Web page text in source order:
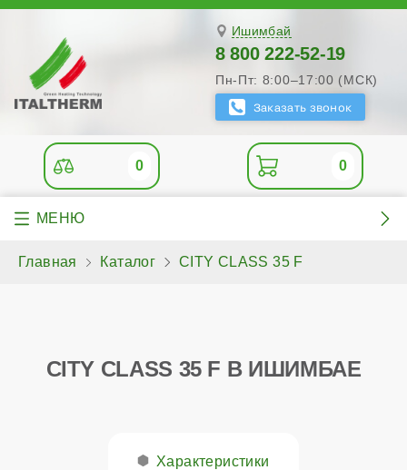
Ишимбай
8 800 222-52-19
Пн-Пт: 8:00–17:00 (МСК)
0 0
Главная Каталог CITY CLASS 35 F
CITY CLASS 35 F В ИШИМБАЕ
Характеристики